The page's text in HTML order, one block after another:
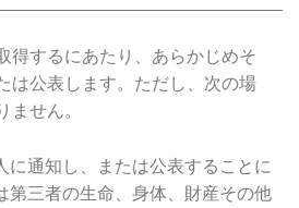
得するにあたり、あらかじめそ
は公表します。ただし、次の場
ません。
に通知し、または公表することに
第三者の生命、身体、財産その他